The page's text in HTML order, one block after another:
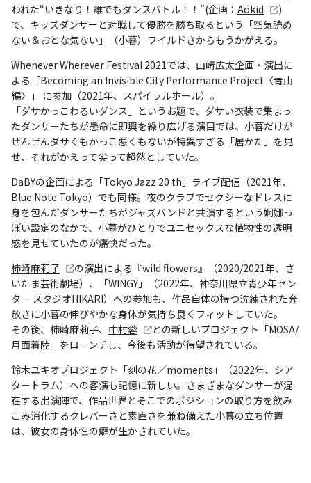
われた“いきなり！誰でもダンスバトル！！”(企画： Aokid
)
で、キッズダンサーと対戦して優勝を勝ち取るという「空気読め
ない＆おとな気ない」（小暮）ワイルドさからもうかがえる。
Whenever Wherever Festival 2021では、山﨑広太企画・演出に
よる「Becoming an Invisible City Performance Project〈青山
編〉」 に参加（2021年、スパイラルホール）。
「ダサかっこわるいダンス」というお題で、ダサい衣装で集まっ
たダンサーたちが懸命に即興を繰り広げる演目では、小暮だけが
ぜんぜんダサくもかっこ悪くもないが特異すぎる「居かた」を見
せ、それがかえって尖って超然としていた。
DaBYの企画による「Tokyo Jazz 20 th」ライブ配信（2021年、
Blue Note Tokyo）でも同様。夜のクラブでセクシーなドレスに
身を包んだダンサーたちがジャズバンドと共演するという婀娜っ
ぽい設定のなかで、小暮がひとりでユニセックスな植物性の透明
感を見せていたのが痛快だった。
柿崎麻莉子
の演出による『wild flowers』（2020/2021年、さ
いたま芸術劇場）、「WINGY」（2022年、神奈川県立青少年セン
ター スタジオHIKARI）への参加も、作品自体の持つ洗練された奔
放さに小暮の伸びやかな身体が気持ち良くフィットしていた。
その後、柿崎麻莉子、 中村蓉
との新しいプロジェクト「MOSA/
月面着陸」をローンチし、今後も活動が待望されている。
鈴木ユキオプロジェクト「刻の花／moments」（2022年、シア
タートラム）への客演も記憶に新しい。さまざまなダンサーが混
在する出演陣で、作品世界とそこでのポジションの取り方を飲み
こみ消化するクレバーさと素直さを兼ね備えた小暮の立ち位置
は、彼女の身体性の癖が生かされていた。